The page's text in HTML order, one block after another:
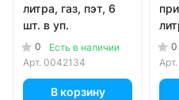
литра, газ, пэт, 6
шт. в уп.
0
Есть в наличии
Арт. 0042134
В корзину
шт.0
Арт.